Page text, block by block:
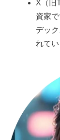
X（旧
資家
デッ
れてい